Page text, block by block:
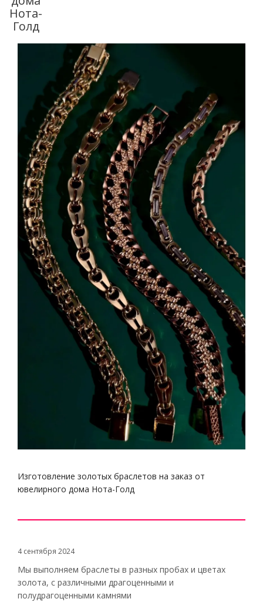
Нота-
Голд
Изготовление золотых браслетов на заказ от
ювелирного дома Нота-Голд
4 сентября 2024
Мы выполняем браслеты в разных пробах и цветах
золота, с различными драгоценными и
полудрагоценными камнями